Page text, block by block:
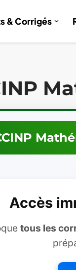
& Corrigés
Accès
tous les